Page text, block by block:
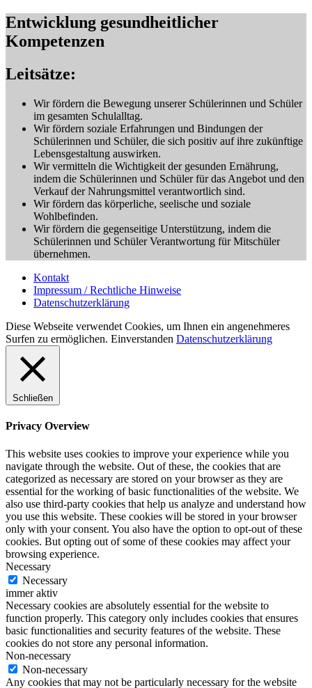
Entwicklung gesundheitlicher
Kompetenzen
Leitsätze:
Wir fördern die Bewegung unserer Schülerinnen und Schüler
im gesamten Schulalltag.
Wir fördern soziale Erfahrungen und Bindungen der
Schülerinnen und Schüler, die sich positiv auf ihre zukünftige
Lebensgestaltung auswirken.
Wir vermitteln die Wichtigkeit der gesunden Ernährung,
indem die Schülerinnen und Schüler für das Angebot und den
Verkauf der Nahrungsmittel verantwortlich sind.
Wir fördern das körperliche, seelische und soziale
Wohlbefinden.
Wir fördern die gegenseitige Unterstützung, indem die
Schülerinnen und Schüler Verantwortung für Mitschüler
übernehmen.
Kontakt
Impressum / Rechtliche Hinweise
Datenschutzerklärung
Diese Webseite verwendet Cookies, um Ihnen ein angenehmeres
Surfen zu ermöglichen. Einverstanden Datenschutzerklärung
Schließen
Privacy Overview
This website uses cookies to improve your experience while you
navigate through the website. Out of these, the cookies that are
categorized as necessary are stored on your browser as they are
essential for the working of basic functionalities of the website. We
also use third-party cookies that help us analyze and understand how
you use this website. These cookies will be stored in your browser
only with your consent. You also have the option to opt-out of these
cookies. But opting out of some of these cookies may affect your
browsing experience.
Necessary
Necessary
immer aktiv
Necessary cookies are absolutely essential for the website to
function properly. This category only includes cookies that ensures
basic functionalities and security features of the website. These
cookies do not store any personal information.
Non-necessary
Non-necessary
Any cookies that may not be particularly necessary for the website